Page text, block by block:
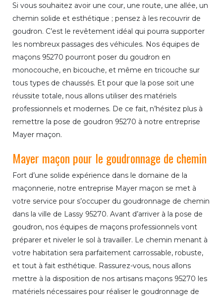
Si vous souhaitez avoir une cour, une route, une allée, un
chemin solide et esthétique ; pensez à les recouvrir de
goudron. C’est le revêtement idéal qui pourra supporter
les nombreux passages des véhicules. Nos équipes de
maçons 95270 pourront poser du goudron en
monocouche, en bicouche, et même en tricouche sur
tous types de chaussés. Et pour que la pose soit une
réussite totale, nous allons utiliser des matériels
professionnels et modernes. De ce fait, n’hésitez plus à
remettre la pose de goudron 95270 à notre entreprise
Mayer maçon.
Mayer maçon pour le goudronnage de chemin
Fort d’une solide expérience dans le domaine de la
maçonnerie, notre entreprise Mayer maçon se met à
votre service pour s’occuper du goudronnage de chemin
dans la ville de Lassy 95270. Avant d’arriver à la pose de
goudron, nos équipes de maçons professionnels vont
préparer et niveler le sol à travailler. Le chemin menant à
votre habitation sera parfaitement carrossable, robuste,
et tout à fait esthétique. Rassurez-vous, nous allons
mettre à la disposition de nos artisans maçons 95270 les
matériels nécessaires pour réaliser le goudronnage de